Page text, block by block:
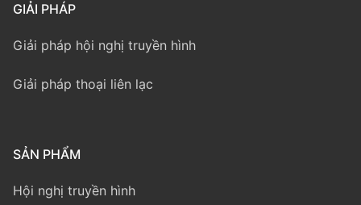
GIẢI PHÁP
Giải pháp hội nghị truyền hình
Giải pháp thoại liên lạc
SẢN PHẨM
Hội nghị truyền hình